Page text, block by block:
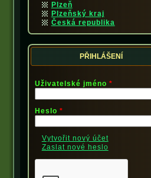
Plzeň
Plzeňský kraj
Česká republika
PŘIHLÁŠENÍ
Uživatelské jméno *
Heslo *
Vytvořit nový účet
Zaslat nové heslo